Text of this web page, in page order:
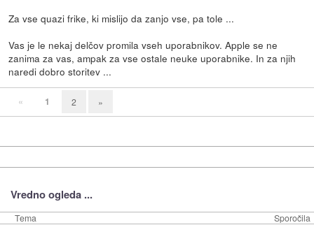
Za vse quazi frike, ki mislijo da zanjo vse, pa tole ...
Vas je le nekaj delčov promila vseh uporabnikov. Apple se ne
zanima za vas, ampak za vse ostale neuke uporabnike. In za njih
naredi dobro storitev ...
« 1 2 »
Vredno ogleda ...
Tema Sporočila